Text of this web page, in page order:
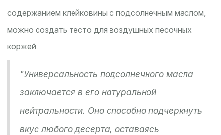
содержанием клейковины с подсолнечным маслом,
можно создать тесто для воздушных песочных
коржей.
"Универсальность подсолнечного масла
заключается в его натуральной
нейтральности. Оно способно подчеркнуть
вкус любого десерта, оставаясь